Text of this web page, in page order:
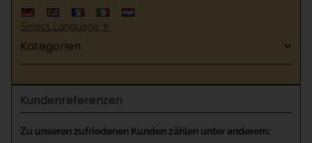
Select Language ▼
Kategorien
Kundenreferenzen
Zu unseren zufriedenen Kunden zählen unter anderem: